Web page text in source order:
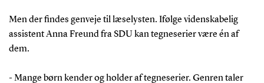
Men der findes genveje til læselysten. Ifølge videnskabelig
assistent Anna Freund fra SDU kan tegneserier være én af
dem.
- Mange børn kender og holder af tegneserier. Genren taler